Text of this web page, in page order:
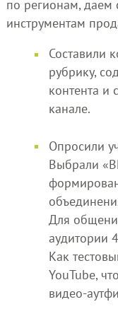
по регионам, даем
инструментам
Составили
рубрику,
контента и
канале.
Опросили
Выбрали
Для
аудитории
Как
YouTube,
видео-